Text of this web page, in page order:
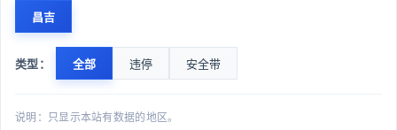
北过境X124大西渠
奇-健康东路-东关街
昌吉
类型： 全部 违停 安全带
说明：只显示本站有数据的地区。